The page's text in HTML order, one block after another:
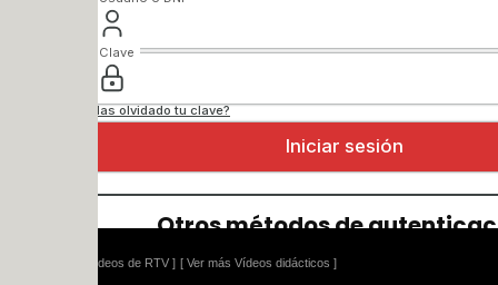
[ Ver más Vídeos didácticos ]